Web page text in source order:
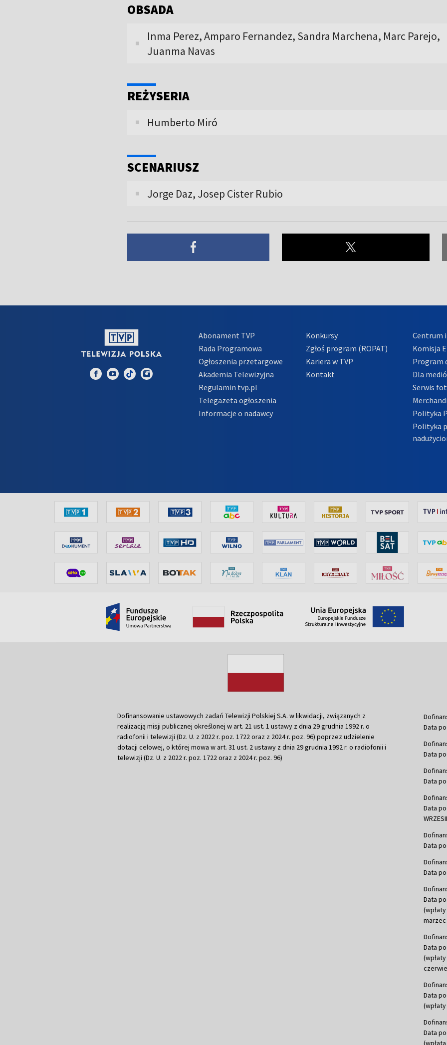
OBSADA
Inma Perez, Amparo Fernandez, Sandra Marchena, Marc Parejo,
Juanma Navas
REŻYSERIA
Humberto Miró
SCENARIUSZ
Jorge Daz, Josep Cister Rubio
Abonament TVP
Rada Programowa
Ogłoszenia przetargowe
Akademia Telewizyjna
Regulamin tvp.pl
Telegazeta ogłoszenia
Informacje o nadawcy
Konkursy
Zgłoś program (ROPAT)
Kariera w TVP
Kontakt
Centrum
Komisja
Program
Dla
Serwis
Polityka
Polityka
Dofinansowanie ustawowych zadań Telewizji Polskiej S.A. w likwidacji, związanych z
realizacją misji publicznej określonej w art. 21 ust. 1 ustawy z dnia 29 grudnia 1992 r. o
radiofonii i telewizji (Dz. U. z 2022 r. poz. 1722 oraz z 2024 r. poz. 96) poprzez udzielenie
dotacji celowej, o której mowa w art. 31 ust. 2 ustawy z dnia 29 grudnia 1992 r. o radiofonii i
telewizji (Dz. U. z 2022 r. poz. 1722 oraz z 2024 r. poz. 96)
Data
Data
Data
Data
Data
Data
Data
marzec
Data
Data
Data